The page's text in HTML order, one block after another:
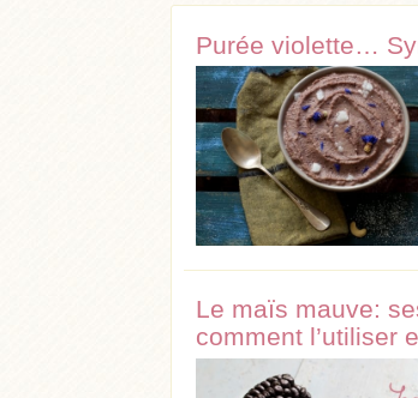
Purée violette…
Le maïs mauve:
comment l’utiliser